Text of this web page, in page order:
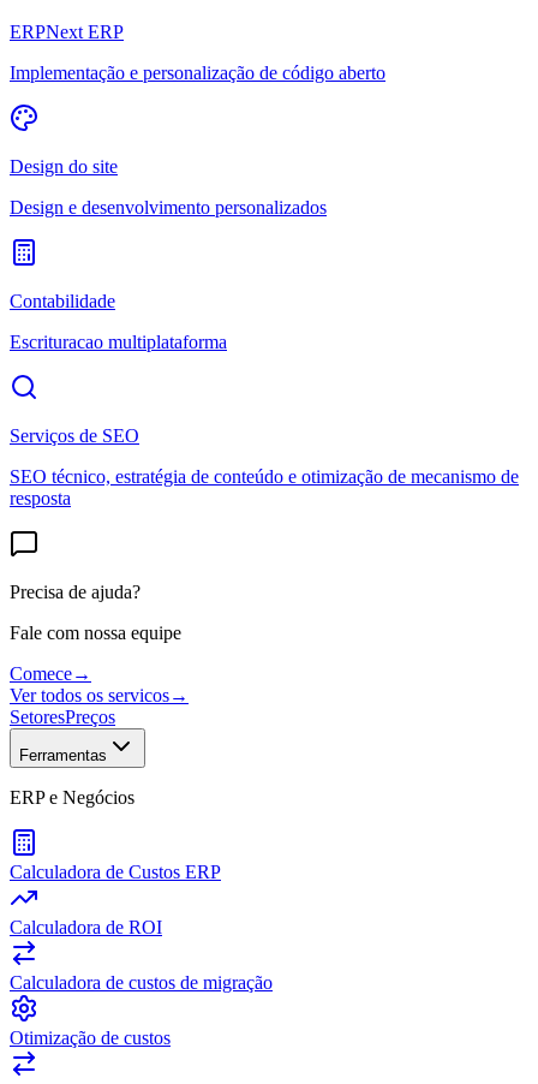
ERPNext ERP
Implementação e personalização de código aberto
Design do site
Design e desenvolvimento personalizados
Contabilidade
Escrituracao multiplataforma
Serviços de SEO
SEO técnico, estratégia de conteúdo e otimização de mecanismo de
resposta
Precisa de ajuda?
Fale com nossa equipe
Comece→
Ver todos os servicos→
SetoresPreços
Ferramentas
ERP e Negócios
Calculadora de Custos ERP
Calculadora de ROI
Calculadora de custos de migração
Otimização de custos